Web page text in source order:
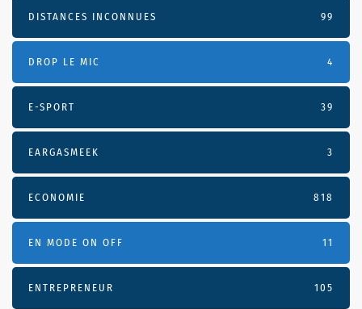
DISTANCES INCONNUES 99
DROP LE MIC 4
E-SPORT 39
EARGASMEEK 3
ECONOMIE 818
EN MODE ON OFF 11
ENTREPRENEUR 105